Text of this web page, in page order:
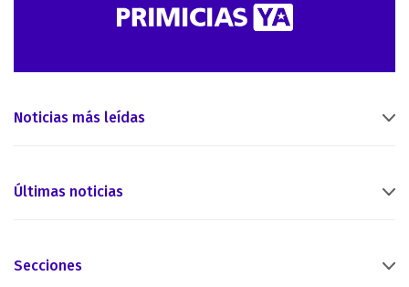
Noticias más leídas
Últimas noticias
Secciones